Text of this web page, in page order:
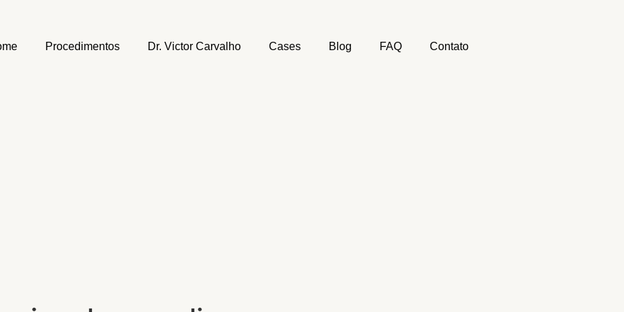
Procedimentos Dr. Victor Carvalho Cases Blog FAQ Contato